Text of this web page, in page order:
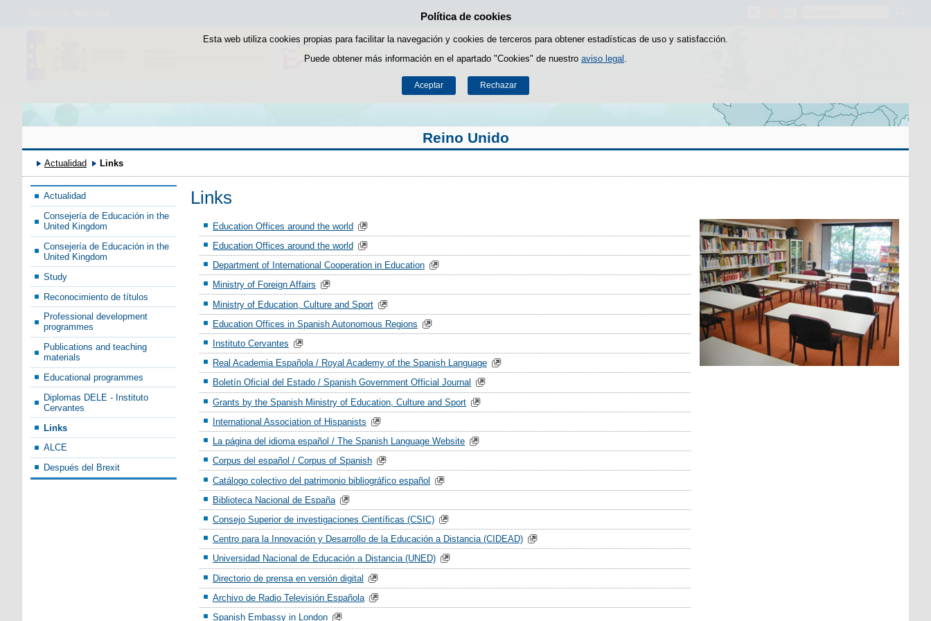
Política de cookies
Esta web utiliza cookies propias para facilitar la navegación y cookies de terceros para obtener estadísticas de uso y satisfacción.
Puede obtener más información en el apartado "Cookies" de nuestro aviso legal
Aceptar Rechazar
Saltar al contenido
Reino Unido
Actualidad Links
Actualidad
Consejería de Educación in the
United Kingdom
Consejería de Educación in the
United Kingdom
Study
Reconocimiento de títulos
Professional development
programmes
Publications and teaching
materials
Educational programmes
Diplomas DELE - Instituto
Cervantes
Links
ALCE
Después del Brexit
Links
Education Offices around the world
Education Offices around the world
Department of International Cooperation in Education
Ministry of Foreign Affairs
Ministry of Education, Culture and Sport
Education Offices in Spanish Autonomous Regions
Instituto Cervantes
Real Academia Española / Royal Academy of the Spanish Language
Boletín Oficial del Estado / Spanish Government Official Journal
Grants by the Spanish Ministry of Education, Culture and Sport
International Association of Hispanists
La página del idioma español / The Spanish Language Website
Corpus del español / Corpus of Spanish
Catálogo colectivo del patrimonio bibliográfico español
Biblioteca Nacional de España
Consejo Superior de investigaciones Científicas (CSIC)
Centro para la Innovación y Desarrollo de la Educación a Distancia (CIDEAD)
Universidad Nacional de Educación a Distancia (UNED)
Directorio de prensa en versión digital
Archivo de Radio Televisión Española
Spanish Embassy in London